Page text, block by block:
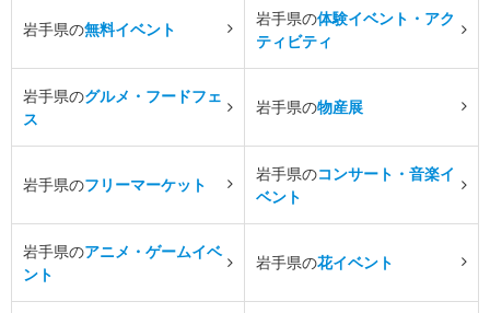
岩手県の無料イベント
岩手県の体験イベント・アク
ティビティ
岩手県のグルメ・フードフェ
ス
岩手県の物産展
岩手県のフリーマーケット
岩手県のコンサート・音楽イ
ベント
岩手県のアニメ・ゲームイベ
ント
岩手県の花イベント